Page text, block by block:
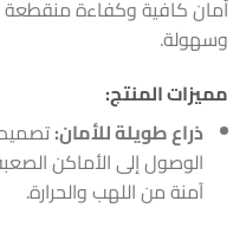
أمان كافية وكفاءة منقطعة
وسهولة.
مميزات المنتج:
ذراع طويلة للأمان:
الوصول إلى الأماكن
آمنة من اللهب والحرارة.